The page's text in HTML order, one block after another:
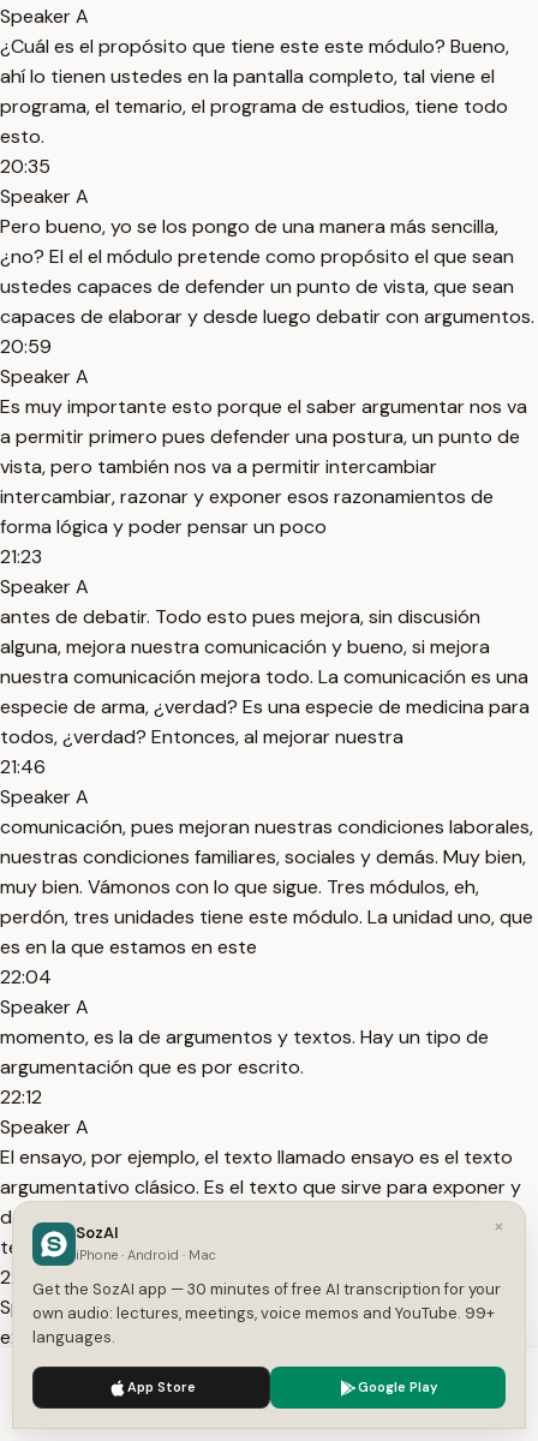
Speaker A
¿Cuál es el propósito que tiene este este módulo? Bueno,
ahí lo tienen ustedes en la pantalla completo, tal viene el
programa, el temario, el programa de estudios, tiene todo
esto.
20:35
Speaker A
Pero bueno, yo se los pongo de una manera más sencilla,
¿no? El el el módulo pretende como propósito el que sean
ustedes capaces de defender un punto de vista, que sean
capaces de elaborar y desde luego debatir con argumentos.
20:59
Speaker A
Es muy importante esto porque el saber argumentar nos va
a permitir primero pues defender una postura, un punto de
vista, pero también nos va a permitir intercambiar
intercambiar, razonar y exponer esos razonamientos de
forma lógica y poder pensar un poco
21:23
Speaker A
antes de debatir. Todo esto pues mejora, sin discusión
alguna, mejora nuestra comunicación y bueno, si mejora
nuestra comunicación mejora todo. La comunicación es una
especie de arma, ¿verdad? Es una especie de medicina para
todos, ¿verdad? Entonces, al mejorar nuestra
21:46
Speaker A
comunicación, pues mejoran nuestras condiciones laborales,
nuestras condiciones familiares, sociales y demás. Muy bien,
muy bien. Vámonos con lo que sigue. Tres módulos, eh,
perdón, tres unidades tiene este módulo. La unidad uno, que
es en la que estamos en este
22:04
Speaker A
momento, es la de argumentos y textos. Hay un tipo de
argumentación que es por escrito.
22:12
Speaker A
El ensayo, por ejemplo, el texto llamado ensayo es el texto
argumentativo clásico. Es el texto que sirve para exponer y
defender un punto de vista. Están ustedes analizando un
texto, un texto argumentativo de Octavio Paz en el que
22:30
Speaker A
extiende su punto de vista de que el mexicano se esconde
detrás de máscaras. Pero bueno, en un momento más vamos
a hablar de eso. La unidad tres, perdón, la unidad dos es la
de diálogos argumentativos. La argumentación no solo
We use cookies to enhance your experience.
×
SozAI
iPhone · Android · Mac
Get the SozAI app — 30 minutes of free AI transcription for your
own audio: lectures, meetings, voice memos and YouTube. 99+
languages.
App Store Google Play